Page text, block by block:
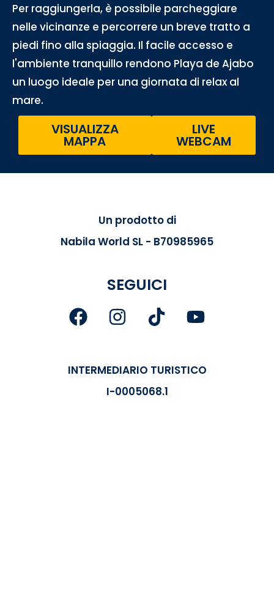
Per raggiungerla, è possibile parcheggiare
nelle vicinanze e percorrere un breve tratto a
piedi fino alla spiaggia. Il facile accesso e
l'ambiente tranquillo rendono Playa de Ajabo
un luogo ideale per una giornata di relax al
mare.
VISUALIZZA
MAPPA
LIVE
WEBCAM
Un prodotto di
Nabila World SL - B70985965
SEGUICI
INTERMEDIARIO TURISTICO
I-0005068.1